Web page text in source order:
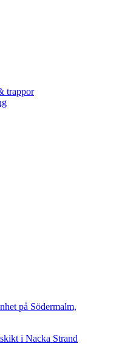
trappor
på Södermalm,
i Nacka Strand